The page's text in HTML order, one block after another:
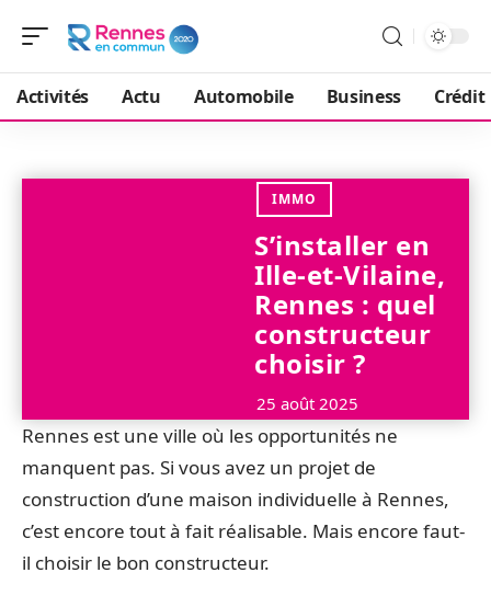
Activités Actu Automobile Business Crédit
IMMO
S’installer en
Ille-et-Vilaine,
Rennes : quel
constructeur
choisir ?
25 août 2025
Rennes est une ville où les opportunités ne
manquent pas. Si vous avez un projet de
construction d’une maison individuelle à Rennes,
c’est encore tout à fait réalisable. Mais encore faut-
il choisir le bon constructeur.